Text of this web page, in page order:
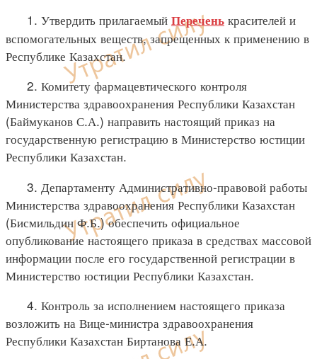
1. Утвердить прилагаемый Перечень красителей и
вспомогательных веществ, запрещенных к применению в
Республике Казахстан.
2. Комитету фармацевтического контроля
Министерства здравоохранения Республики Казахстан
(Баймуканов С.А.) направить настоящий приказ на
государственную регистрацию в Министерство юстиции
Республики Казахстан.
3. Департаменту Административно-правовой работы
Министерства здравоохранения Республики Казахстан
(Бисмильдин Ф.Б.) обеспечить официальное
опубликование настоящего приказа в средствах массовой
информации после его государственной регистрации в
Министерство юстиции Республики Казахстан.
4. Контроль за исполнением настоящего приказа
возложить на Вице-министра здравоохранения
Республики Казахстан Биртанова Е.А.